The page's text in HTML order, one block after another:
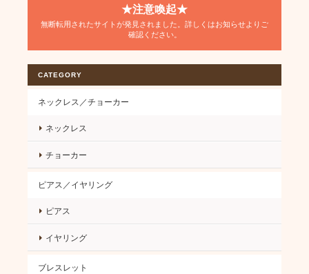
★注意喚起★
無断転用されたサイトが発見されました。詳しくはお知らせよりご
確認ください。
CATEGORY
ネックレス／チョーカー
ネックレス
チョーカー
ピアス／イヤリング
ピアス
イヤリング
ブレスレット